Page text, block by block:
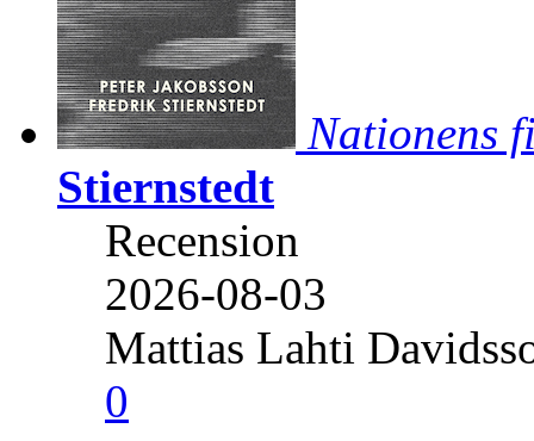
Nationens
Stiernstedt
Recension
2026-08-03
Mattias Lahti
0